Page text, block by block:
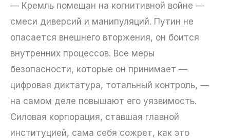
— Кремль помешан на когнитивной войне —
смеси диверсий и манипуляций. Путин не
опасается внешнего вторжения, он боится
внутренних процессов. Все меры
безопасности, которые он принимает —
цифровая диктатура, тотальный контроль, —
на самом деле повышают его уязвимость.
Силовая корпорация, ставшая главной
институцией, сама себя сожрет, как это